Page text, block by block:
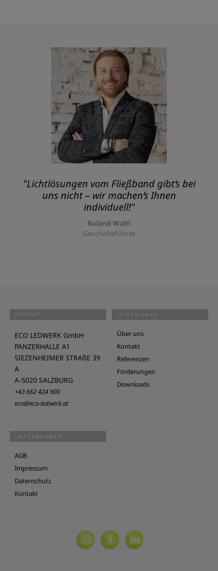
"Lichtlösungen vom Fließband gibt’s bei
uns nicht – wir machen’s Ihnen
individuell!"
Roland Waltl
Geschäftsführer
KONTAKT
ECO LEDWERK GmbH
PANZERHALLE A1
SIEZENHEIMER STRAßE 39
A
A-5020 SALZBURG
+43 662 424 900
eco@eco-ledwerk.at
SEITENLINKS
Über uns
Kontakt
Referenzen
Förderungen
Downloads
UNTERNEHMEN
AGB
Impressum
Datenschutz
Kontakt